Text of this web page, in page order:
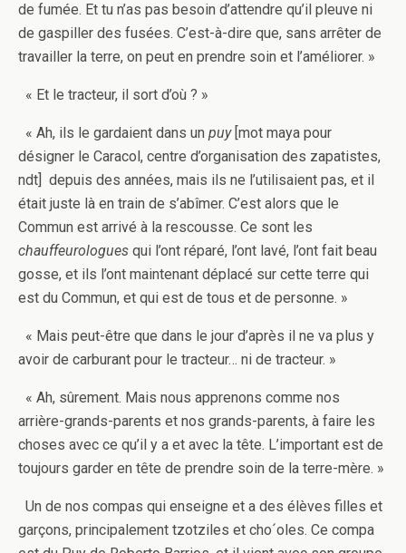
de fumée. Et tu n’as pas besoin d’attendre qu’il pleuve ni
de gaspiller des fusées. C’est-à-dire que, sans arrêter de
travailler la terre, on peut en prendre soin et l’améliorer. »
« Et le tracteur, il sort d’où ? »
« Ah, ils le gardaient dans un puy[mot maya pour
désigner le Caracol, centre d’organisation des zapatistes,
ndt] depuis des années, mais ils ne l’utilisaient pas, et il
était juste là en train de s’abîmer. C’est alors que le
Commun est arrivé à la rescousse. Ce sont les
chauffeurologues qui l’ont réparé, l’ont lavé, l’ont fait beau
gosse, et ils l’ont maintenant déplacé sur cette terre qui
est du Commun, et qui est de tous et de personne. »
« Mais peut-être que dans le jour d’après il ne va plus y
avoir de carburant pour le tracteur… ni de tracteur. »
« Ah, sûrement. Mais nous apprenons comme nos
arrière-grands-parents et nos grands-parents, à faire les
choses avec ce qu’il y a et avec la tête. L’important est de
toujours garder en tête de prendre soin de la terre-mère. »
Un de nos compas qui enseigne et a des élèves filles et
garçons, principalement tzotziles et cho´oles. Ce compa